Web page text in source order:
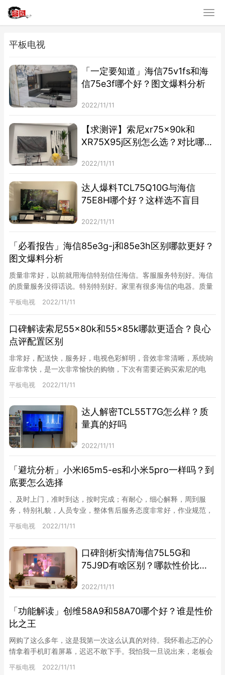
平板电视
「一定要知道」海信75v1fs和海
信75e3f哪个好？图文爆料分析
2022/11/11
【求测评】索尼xr75x90k和
XR75X95j区别怎么选？对比哪款
2022/11/11
达人爆料TCL75Q10G与海信
75E8H哪个好？这样选不盲目
2022/11/11
「必看报告」海信85e3g-j和85e3h区别哪款更好？
图文爆料分析
质量非常好，以前就用海信特别信任海信。客服服务特别好。海信
的质量服务没得话说。特别特别好。家里有很多海信的电器。质量
服务都特别好。这回又选择海信电视。搬新家看大电视，心情真
好。大家…
平板电视 2022/11/11
口碑解读索尼55x80k和55x85k哪款更适合？良心
点评配置区别
非常好，配送快，服务好，电视色彩鲜明，音效非常清晰，系统响
应非常快，是一次非常愉快的购物，下次有需要还购买索尼的电
视，质量有保证。 索尼55x80k和55x85k？ 哪个好？虽然它…
平板电视 2022/11/11
达人解密TCL55T7G怎么样？质
量真的好吗
2022/11/11
「避坑分析」小米l65m5-es和小米5pro一样吗？到
底要怎么选择
、及时上门，准时到达，按时完成；有耐心，细心解释，周到服
务，特别礼貌，人员专业，整体售后服务态度非常好，作业规范，
整齐，美观，特别专业，出示费用标准清晰合理，对整体安装售后
服务整体…
平板电视 2022/11/11
口碑剖析实情海信75L5G和
75J9D有啥区别？哪款性价比更
2022/11/11
「功能解读」创维58A9和58A70哪个好？谁是性价
比之王
网购了这么多年，这是我第一次这么认真的对待。我怀着忐忑的心
情拿着手机盯着屏幕，迟迟不敢下手。我怕我一旦说出来，老板会
觉得我在拍马屁，是不是想为了那*块钱的红包，又怕我的评价会
误导后…
平板电视 2022/11/11